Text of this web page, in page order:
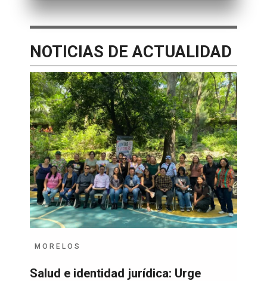
NOTICIAS DE ACTUALIDAD
MORELOS
Salud e identidad jurídica: Urge